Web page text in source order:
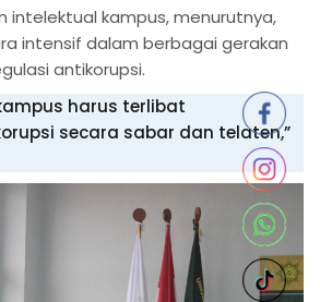
intelektual kampus, menurutnya,
intensif dalam berbagai gerakan
antikorupsi.
harus terlibat
secara sabar dan telaten,”